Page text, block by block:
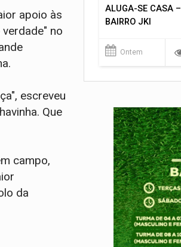
apoio às
no
escreveu
Que
campo,
da
ALUGA-SE CASA –
BAIRRO JKI
Ontem